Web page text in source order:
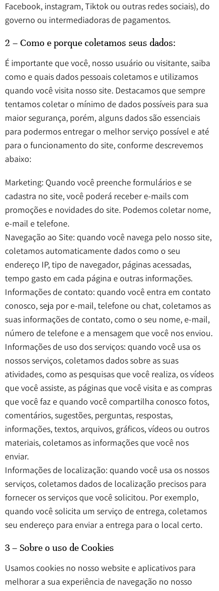
Facebook, instagram, Tiktok ou outras redes sociais), do
governo ou intermediadoras de pagamentos.
2 – Como e porque coletamos seus dados:
É importante que você, nosso usuário ou visitante, saiba
como e quais dados pessoais coletamos e utilizamos
quando você visita nosso site. Destacamos que sempre
tentamos coletar o mínimo de dados possíveis para sua
maior segurança, porém, alguns dados são essenciais
para podermos entregar o melhor serviço possível e até
para o funcionamento do site, conforme descrevemos
abaixo:
Marketing: Quando você preenche formulários e se
cadastra no site, você poderá receber e-mails com
promoções e novidades do site. Podemos coletar nome,
e-mail e telefone.
Navegação ao Site: quando você navega pelo nosso site,
coletamos automaticamente dados como o seu
endereço IP, tipo de navegador, páginas acessadas,
tempo gasto em cada página e outras informações.
Informações de contato: quando você entra em contato
conosco, seja por e-mail, telefone ou chat, coletamos as
suas informações de contato, como o seu nome, e-mail,
número de telefone e a mensagem que você nos enviou.
Informações de uso dos serviços: quando você usa os
nossos serviços, coletamos dados sobre as suas
atividades, como as pesquisas que você realiza, os vídeos
que você assiste, as páginas que você visita e as compras
que você faz e quando você compartilha conosco fotos,
comentários, sugestões, perguntas, respostas,
informações, textos, arquivos, gráficos, vídeos ou outros
materiais, coletamos as informações que você nos
enviar.
Informações de localização: quando você usa os nossos
serviços, coletamos dados de localização precisos para
fornecer os serviços que você solicitou. Por exemplo,
quando você solicita um serviço de entrega, coletamos
seu endereço para enviar a entrega para o local certo.
3 – Sobre o uso de Cookies
Usamos cookies no nosso website e aplicativos para
melhorar a sua experiência de navegação no nosso